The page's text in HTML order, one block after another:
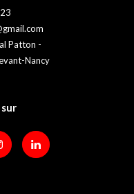
Patton -
Nancy